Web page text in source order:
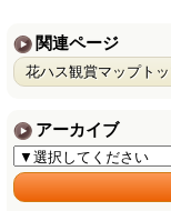
関連ページ
花ハス観賞マップト
アーカイブ